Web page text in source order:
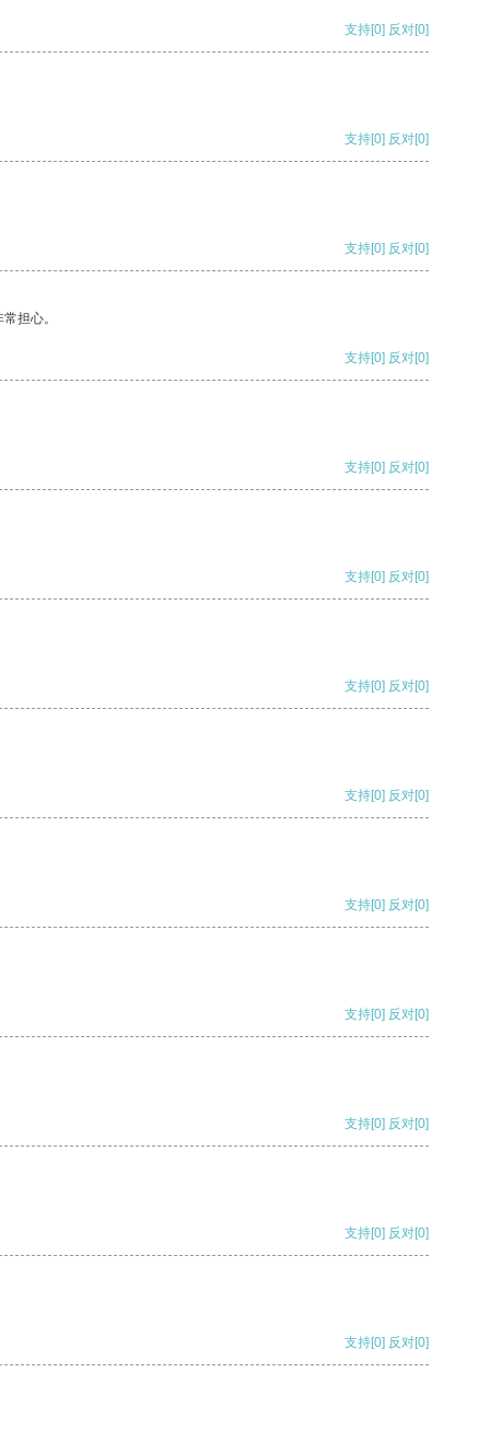
支持[0] 反对[0]
支持[0] 反对[0]
支持[0] 反对[0]
担心。
支持[0] 反对[0]
支持[0] 反对[0]
支持[0] 反对[0]
支持[0] 反对[0]
支持[0] 反对[0]
支持[0] 反对[0]
支持[0] 反对[0]
支持[0] 反对[0]
支持[0] 反对[0]
支持[0] 反对[0]